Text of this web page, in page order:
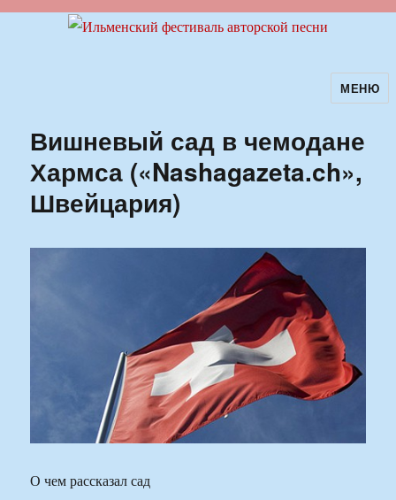
Ильменский фестиваль авторскойМЕНЮ
Вишневый сад в чемодане
Хармса («Nashagazeta.ch»,
Швейцария)
О чем рассказал сад